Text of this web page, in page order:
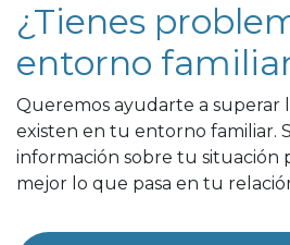
¿Tienes
entorno
Queremos ayudarte a superar
existen en tu entorno familiar.
información sobre tu situación
mejor lo que pasa en tu